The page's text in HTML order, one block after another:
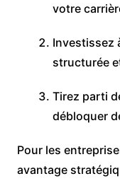
votre
Investissez
structurée
Tirez parti
débloquer
Pour les
avantage